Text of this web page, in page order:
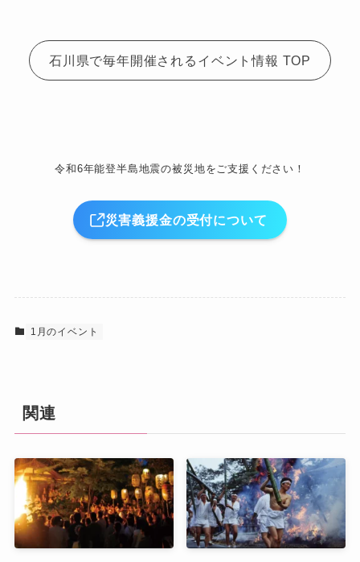
石川県で毎年開催されるイベント情報 TOP
令和6年能登半島地震の被災地をご支援ください！
災害義援金の受付について
1月のイベント
関連